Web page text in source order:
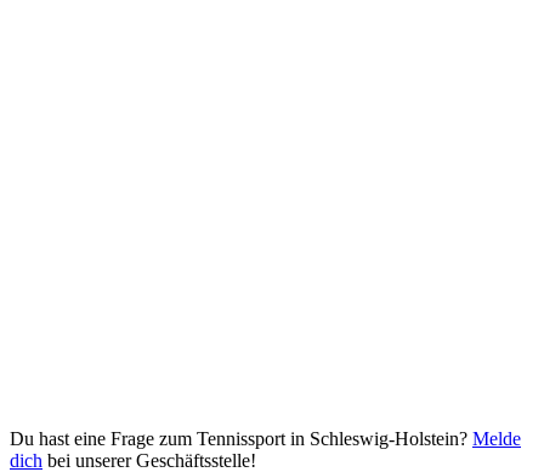
Du hast eine Frage zum Tennissport in Schleswig-Holstein? Melde
dich bei unserer Geschäftsstelle!